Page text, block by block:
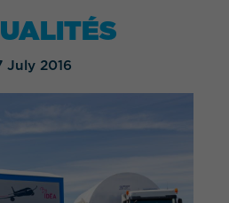
July 2016